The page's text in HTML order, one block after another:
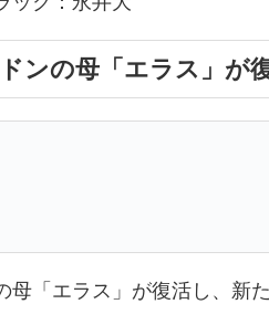
ンの母「エラス」が
母「エラス」が復活し、新